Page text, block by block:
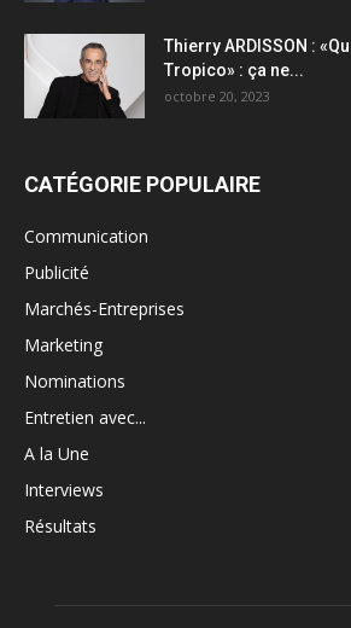
Thierry ARDISSON :
Tropico» : ça ne...
octobre 20, 2023
CATÉGORIE POPULAIRE
Communication
Publicité
Marchés-Entreprises
Marketing
Nominations
Entretien avec...
A la Une
Interviews
Résultats